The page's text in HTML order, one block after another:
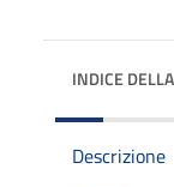
INDICE
Descrizione